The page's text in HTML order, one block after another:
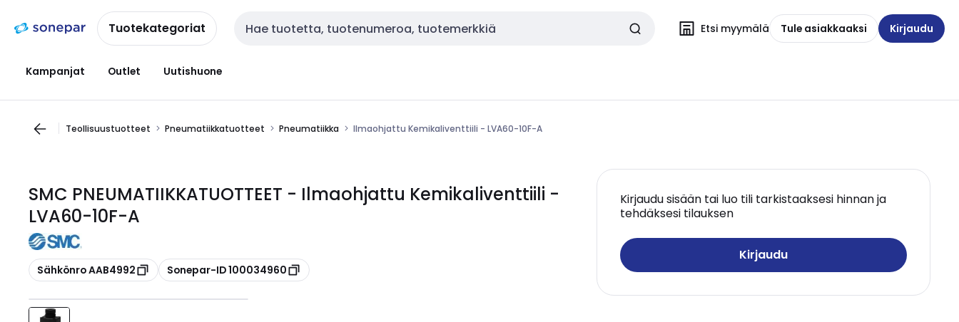
navigointiinsisältöönTuotekategoriat Haku Etsi myymälä Tule asiakkaaksi Kirjaudu
Kampanjat Outlet Uutishuone
Teollisuustuotteet Pneumatiikkatuotteet Pneumatiikka Ilmaohjattu Kemikaliventtiili - LVA60-10F-A
SMC PNEUMATIIKKATUOTTEET - Ilmaohjattu Kemikaliventtiili -
LVA60-10F-A
Kopioi
Sähkönro AAB4992 Kopioi
Sonepar-ID 100034960
Kirjaudu sisään tai luo tili tarkistaaksesi hinnan ja
tehdäksesi tilauksen
Kirjaudu